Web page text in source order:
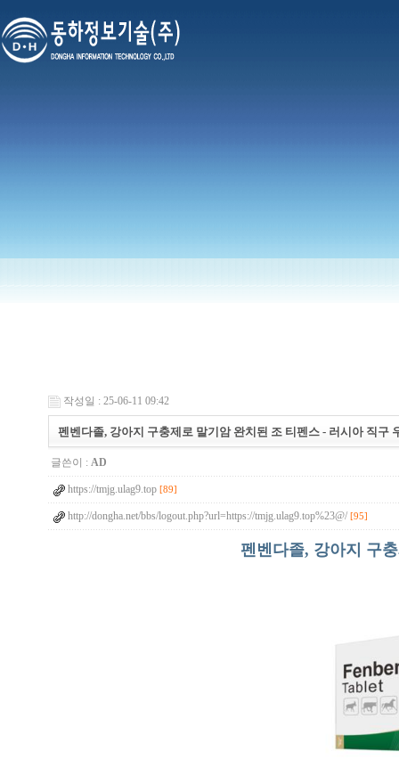
작성일 : 25-06-11 09:42
펜벤다졸, 강아지 구충제로 말기암 완치된 조 티펜스 - 러시아 직구
글쓴이 : AD
https://tmjg.ulag9.top [89]
http://dongha.net/bbs/logout.php?url=https://tmjg.ulag9.top%23@/ [95]
펜벤다졸, 강아지 구